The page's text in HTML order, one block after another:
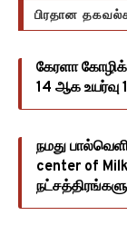
பிரதான
கேரளா
14 ஆக உயர்வு
நமது
center of